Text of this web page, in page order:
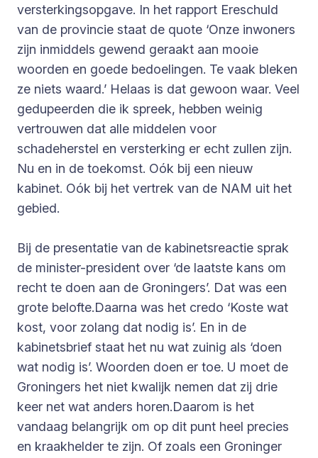
versterkingsopgave. In het rapport Ereschuld
van de provincie staat de quote ‘Onze inwoners
zijn inmiddels gewend geraakt aan mooie
woorden en goede bedoelingen. Te vaak bleken
ze niets waard.’ Helaas is dat gewoon waar. Veel
gedupeerden die ik spreek, hebben weinig
vertrouwen dat alle middelen voor
schadeherstel en versterking er echt zullen zijn.
Nu en in de toekomst. Oók bij een nieuw
kabinet. Oók bij het vertrek van de NAM uit het
gebied.
Bij de presentatie van de kabinetsreactie sprak
de minister-president over ‘de laatste kans om
recht te doen aan de Groningers’. Dat was een
grote belofte.Daarna was het credo ‘Koste wat
kost, voor zolang dat nodig is’. En in de
kabinetsbrief staat het nu wat zuinig als ‘doen
wat nodig is’. Woorden doen er toe. U moet de
Groningers het niet kwalijk nemen dat zij drie
keer net wat anders horen.Daarom is het
vandaag belangrijk om op dit punt heel precies
en kraakhelder te zijn. Of zoals een Groninger